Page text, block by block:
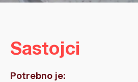
Sastojci
Potrebno je: